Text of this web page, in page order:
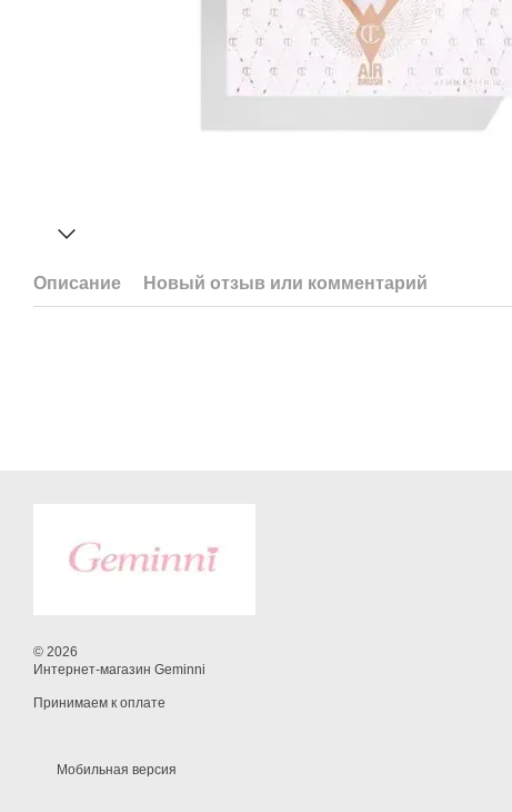
Описание Новый отзыв или комментарий
© 2026
Интернет-магазин Geminni
Принимаем к оплате
Мобильная версия